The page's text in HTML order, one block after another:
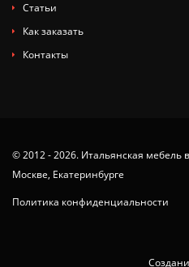
Статьи
Как заказать
Контакты
© 2012 - 2026. Итальянская мебель
Москве, Екатеринбурге
Политика конфиденциальности